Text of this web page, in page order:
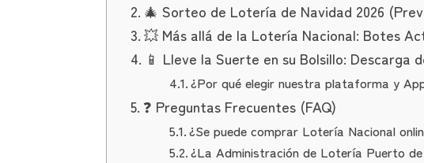
🎄 Sorteo de Lotería de Navidad 2026
💥 Más allá de la Lotería Nacional: Botes
📱 Lleve la Suerte en su Bolsillo: Descarga
¿Por qué elegir nuestra plataforma y
❓ Preguntas Frecuentes (FAQ)
¿Se puede comprar Lotería Nacional
¿La Administración de Lotería Puerto